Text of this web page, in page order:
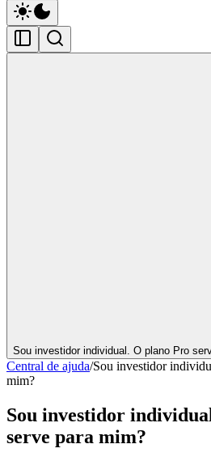
Sou investidor individual. O plano Pro
Central de ajuda/Sou investidor
mim?
Sou investidor
serve para mim?